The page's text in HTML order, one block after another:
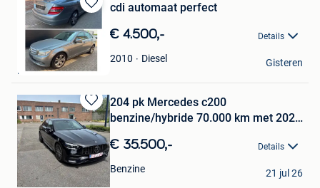
Bewaren
in
Mijn
Favorieten
cdi automaat perfect
€ 4.500,- Details
2010 Diesel
Big bisou
Mouscron
Gisteren
Bewaren
in
Mijn
Favorieten
204 pk Mercedes c200
benzine/hybride 70.000 km met 2022
€ 35.500,- Details
Benzine
wann
Schoten
21 jul 26